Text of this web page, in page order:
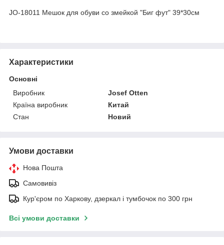
JO-18011 Мешок для обуви со змейкой "Биг фут" 39*30см
Характеристики
Основні
Виробник
Josef Otten
Країна виробник
Китай
Стан
Новий
Умови доставки
Нова Пошта
Самовивіз
Кур'єром по Харкову, дзеркал і тумбочок по 300 грн
Всі умови доставки